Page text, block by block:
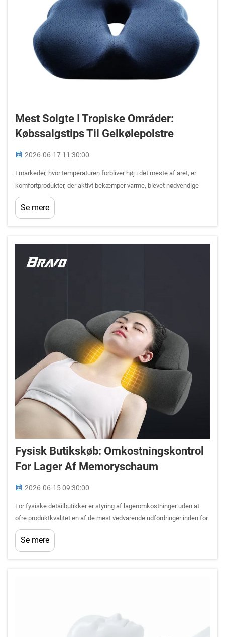
Mest Solgte I Tropiske Områder:
Købssalgstips Til Gelkølepolstre
2026-06-17 11:30:00
I markeder, hvor temperaturen forbliver høj i det meste af året, er
komfortprodukter, der aktivt bekæmper varme, blevet nødvendige
varer snarere end luksusudvidelser. Gelkølepolstre er fremkommet
som en af de hurtigst voksende produktkategorier ...
Se mere
Fysisk Butikskøb: Omkostningskontrol
For Lager Af Memoryschaum
2026-06-15 09:30:00
For fysiske detailbutikker er styring af lageromkostninger uden at
ofre produktkvalitet en af de mest vedvarende udfordringer inden for
seng og soveaccessoires. Når det drejer sig om at lagre et udvalg af
memoryschaumpuder, er de beslutninger, du tager...
Se mere